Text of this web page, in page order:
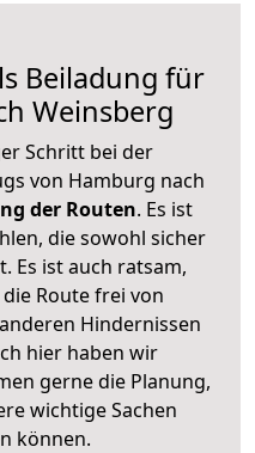
Beiladung für
Weinsberg
Schritt bei der
von Hamburg nach
der Routen. Es ist
die sowohl sicher
Es ist auch ratsam,
Route frei von
Hindernissen
hier haben wir
gerne die Planung,
wichtige Sachen
können.